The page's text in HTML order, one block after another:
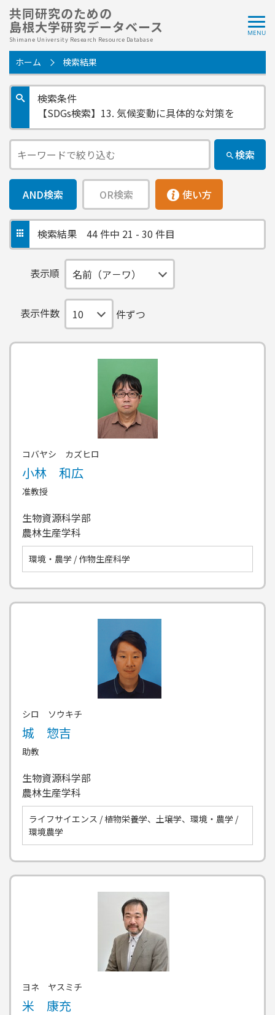
共同研究のための
島根大学研究データベース
Shimane University Research Resource Database
ホーム 検索結果
検索条件
【SDGs検索】13. 気候変動に具体的な対策を
検索
AND検索 OR検索 使い方
検索結果 44 件中 21 - 30 件目
表示順
表示件数 件ずつ
コバヤシ カズヒロ
小林 和広
准教授
生物資源科学部
農林生産学科
環境・農学 / 作物生産科学
シロ ソウキチ
城 惣吉
助教
生物資源科学部
農林生産学科
ライフサイエンス / 植物栄養学、土壌学、環境・農学 /
環境農学
ヨネ ヤスミチ
米 康充